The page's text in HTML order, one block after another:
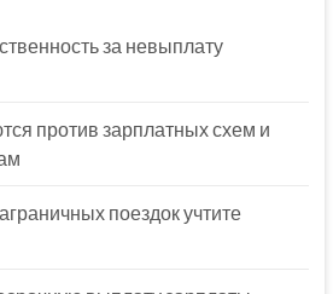
за невыплату
против зарплатных схем и
поездок учтите